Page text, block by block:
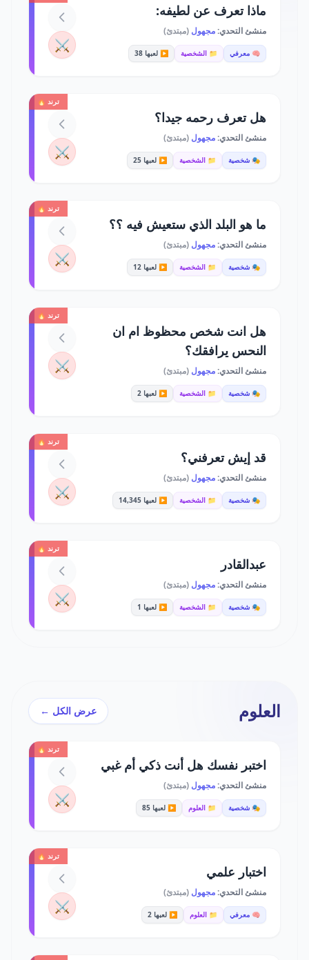
ماذا تعرف عن لطيفه:
منشئ التحدي:مجهول (مبتدئ)
🧠 معرفي 📁 الشخصية ▶️ لعبها 38 ⚔️
ترند 🔥
هل تعرف رحمه جيدا؟
منشئ التحدي:مجهول (مبتدئ)
🎭 شخصية 📁 الشخصية ▶️ لعبها 25 ⚔️
ترند 🔥
ما هو البلد الذي ستعيش فيه ؟؟
منشئ التحدي:مجهول (مبتدئ)
🎭 شخصية 📁 الشخصية ▶️ لعبها 12 ⚔️
ترند 🔥
هل انت شخص محظوظ ام ان
النحس يرافقك؟
منشئ التحدي:مجهول (مبتدئ)
🎭 شخصية 📁 الشخصية ▶️ لعبها 2
⚔️
ترند 🔥
قد إيش تعرفني؟
منشئ التحدي:مجهول (مبتدئ)
🎭 شخصية 📁 الشخصية ▶️ لعبها 14,345 ⚔️
ترند 🔥
عبدالقادر
منشئ التحدي:مجهول (مبتدئ)
🎭 شخصية 📁 الشخصية ▶️ لعبها 1 ⚔️
العلوم عرض الكل ←
ترند 🔥
اختبر نفسك هل أنت ذكي أم غبي
منشئ التحدي:مجهول (مبتدئ)
🎭 شخصية 📁 العلوم ▶️ لعبها 85 ⚔️
ترند 🔥
اختبار علمي
منشئ التحدي:مجهول (مبتدئ)
🧠 معرفي 📁 العلوم ▶️ لعبها 2 ⚔️